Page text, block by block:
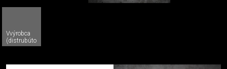
Vvýrobca
(distrubútor)